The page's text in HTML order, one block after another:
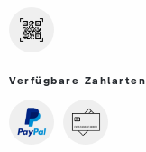
Verfügbare Zahlarten